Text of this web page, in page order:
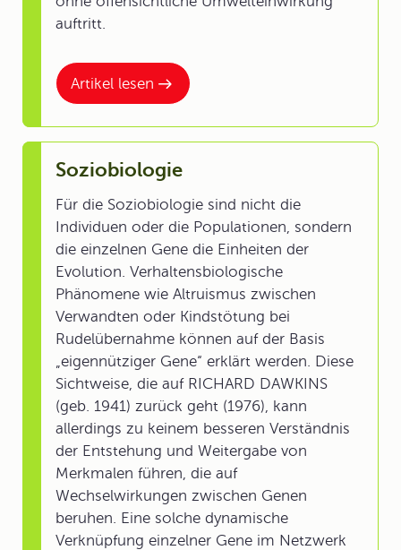
Artikel lesen
auftritt.
Soziobiologie
Für die Soziobiologie sind nicht die
Individuen oder die Populationen, sondern
die einzelnen Gene die Einheiten der
Evolution. Verhaltensbiologische
Phänomene wie Altruismus zwischen
Verwandten oder Kindstötung bei
Rudelübernahme können auf der Basis
„eigennütziger Gene“ erklärt werden. Diese
Sichtweise, die auf RICHARD DAWKINS
(geb. 1941) zurück geht (1976), kann
allerdings zu keinem besseren Verständnis
der Entstehung und Weitergabe von
Merkmalen führen, die auf
Wechselwirkungen zwischen Genen
beruhen. Eine solche dynamische
Verknüpfung einzelner Gene im Netzwerk